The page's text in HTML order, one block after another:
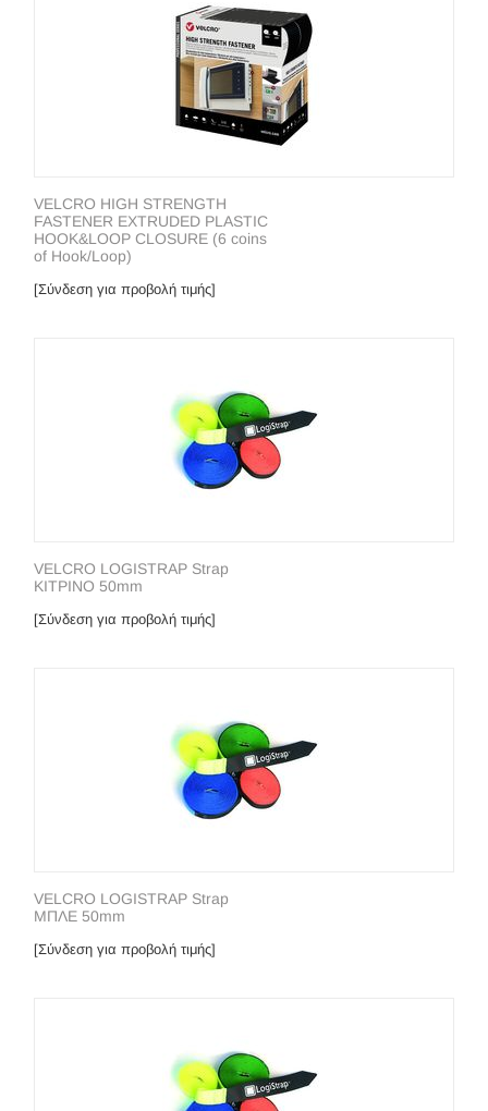
VELCRO HIGH STRENGTH
FASTENER EXTRUDED PLASTIC
HOOK&LOOP CLOSURE (6 coins
of Hook/Loop)
[Σύνδεση για προβολή τιμής]
VELCRO LOGISTRAP Strap
KΙΤΡΙΝΟ 50mm
[Σύνδεση για προβολή τιμής]
VELCRO LOGISTRAP Strap
ΜΠΛΕ 50mm
[Σύνδεση για προβολή τιμής]